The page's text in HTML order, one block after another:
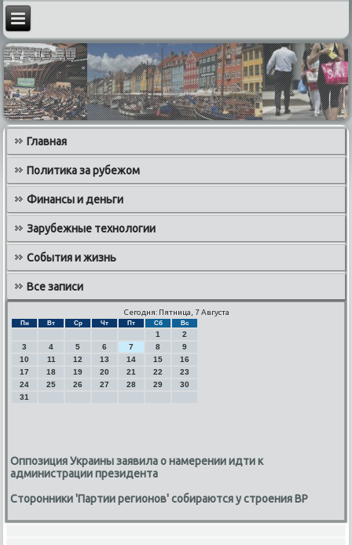
Главная
Политика за рубежом
Финансы и деньги
Зарубежные технологии
События и жизнь
Все записи
Сегодня: Пятница, 7 Августа
Пн Вт Ср Чт Пт Сб Вс
1
2
3
4 5 6 7 8
9
10
11 12 13 14 15
16
17
18 19 20 21 22
23
24
25 26 27 28 29
30
31
Оппозиция Украины заявила о намерении идти к
администрации президента
Сторонники 'Партии регионов' собираются у строения ВР